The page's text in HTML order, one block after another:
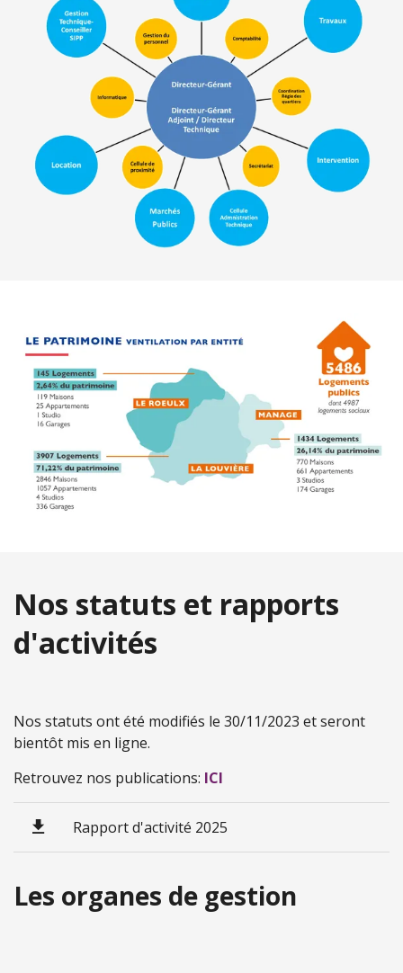
Nos statuts et rapports
d'activités
Nos statuts ont été modifiés le 30/11/2023 et seront
bientôt mis en ligne.
Retrouvez nos publications: ICI
Rapport d'activité 2025
Les organes de gestion